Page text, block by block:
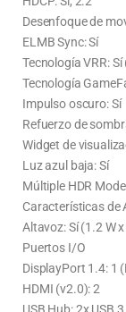
Desenfoque de
ELMB Sync: Sí
Tecnología VRR:
Tecnología
Impulso oscuro: Sí
Refuerzo de
Widget de
Luz azul baja: Sí
Múltiple HDR
Características de
Altavoz: Sí (1.2 W
Puertos I/O
DisplayPort 1.4: 1
HDMI (v2.0): 2